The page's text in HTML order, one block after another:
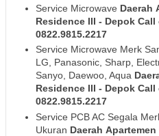
Service Microwave Daerah
Residence III - Depok Call
0822.9815.2217
Service Microwave Merk
LG, Panasonic, Sharp,
Sanyo, Daewoo, Aqua
Residence III - Depok Call
0822.9815.2217
Service PCB AC Segala
Ukuran Daerah